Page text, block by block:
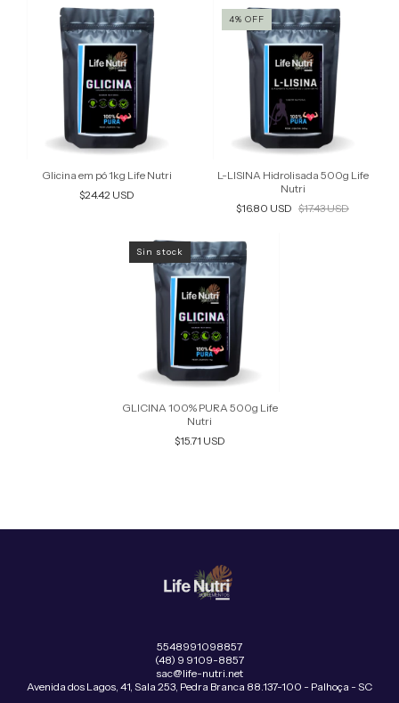
Glicina em pó 1kg Life Nutri
$24.42 USD
4% OFF
L-LISINA Hidrolisada 500g Life
Nutri
$16.80 USD $17.43 USD
Sin stock
GLICINA 100% PURA 500g Life
Nutri
$15.71 USD
5548991098857
(48) 9 9109-8857
sac@life-nutri.net
Avenida dos Lagos, 41, Sala 253, Pedra Branca 88.137-100 - Palhoça - SC